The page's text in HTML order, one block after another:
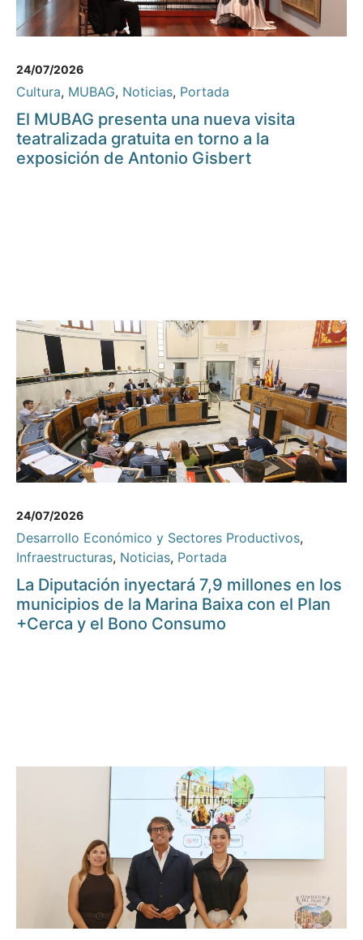
24/07/2026
Cultura, MUBAG, Noticias, Portada
El MUBAG presenta una nueva visita
teatralizada gratuita en torno a la
exposición de Antonio Gisbert
24/07/2026
Desarrollo Económico y Sectores Productivos,
Infraestructuras, Noticias, Portada
La Diputación inyectará 7,9 millones en los
municipios de la Marina Baixa con el Plan
+Cerca y el Bono Consumo